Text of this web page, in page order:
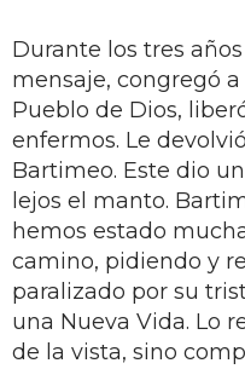
Durante los tres
mensaje, congregó
Pueblo de Dios,
enfermos. Le
Bartimeo. Este dio
lejos el manto.
hemos estado
camino, pidiendo y
paralizado por su
una Nueva Vida. Lo
de la vista, sino